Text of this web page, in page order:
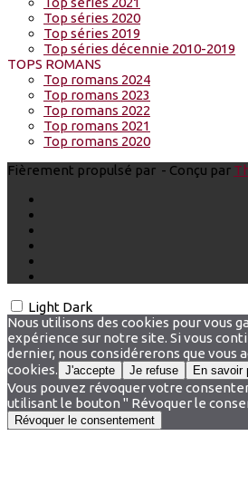
Top séries 2020
Top séries 2019
Top séries décennie 2010-2019
TOPS ROMANS
Top romans 2024
Top romans 2023
Top romans 2022
Top romans 2021
Top romans 2020
Fièrement propulsé par - Conçu par
Light Dark
Nous utilisons des cookies pour vous
expérience sur notre site. Si vous
dernier, nous considérerons que vous
cookies. J'accepte Je refuse En savoir
Vous pouvez révoquer votre
utilisant le bouton " Révoquer le
Révoquer le consentement